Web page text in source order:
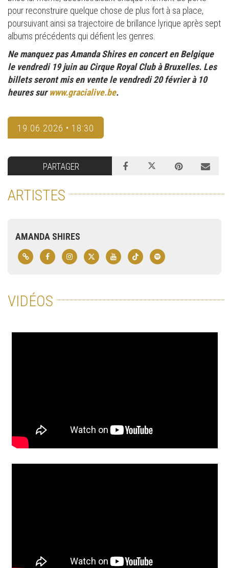
pour reconstruire quelque chose de plus fort à sa place,
poursuivant ainsi sa trajectoire de brillance lyrique après sept
albums précédents qui défient les genres.
Ne manquez pas Amanda Shires en concert en Belgique
le vendredi 19 juin au Cirque Royal Club à Bruxelles. Les
billets seront mis en vente le vendredi 20 février à 10
heures surwww.gracialive.be.
19.06.2026 • 18:30
PARTAGER
ARTISTES
AMANDA SHIRES
VIDÉOS